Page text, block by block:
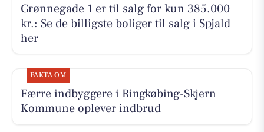
Grønnegade 1 er til salg for kun 385.000
kr.: Se de billigste boliger til salg i Spjald
her
FAKTA OM
Færre indbyggere i Ringkøbing-Skjern
Kommune oplever indbrud